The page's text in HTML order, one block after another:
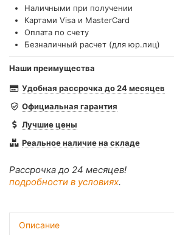
Наличными при получении
Картами Visa и MasterCard
Оплата по счету
Безналичный расчет (для юр.лиц)
Наши преимущества
Удобная рассрочка до 24 месяцев
Официальная гарантия
Лучшие цены
Реальное наличие на складе
Рассрочка до 24 месяцев!
подробности в условиях.
Описание